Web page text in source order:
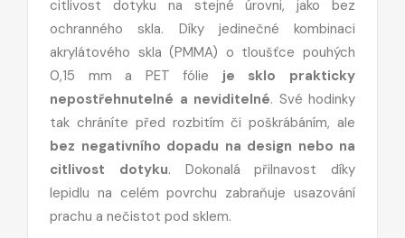
citlivost dotyku na stejné úrovni, jako bez
ochranného skla. Díky jedinečné kombinaci
akrylátového skla (PMMA) o tloušťce pouhých
0,15 mm a PET fólie je sklo prakticky
nepostřehnutelné a neviditelné. Své hodinky
tak chráníte před rozbitím či poškrábáním, ale
bez negativního dopadu na design nebo na
citlivost dotyku. Dokonalá přilnavost díky
lepidlu na celém povrchu zabraňuje usazování
prachu a nečistot pod sklem.